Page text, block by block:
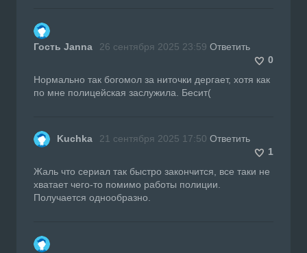
Гость Janna 26 сентября 2025 23:59 Ответить
0
Нормально так богомол за ниточки дергает, хотя как
по мне полицейская заслужила. Бесит(
Kuchka 21 сентября 2025 17:50 Ответить
1
Жаль что сериал так быстро закончится, все таки не
хватает чего-то помимо работы полиции.
Получается однообразно.